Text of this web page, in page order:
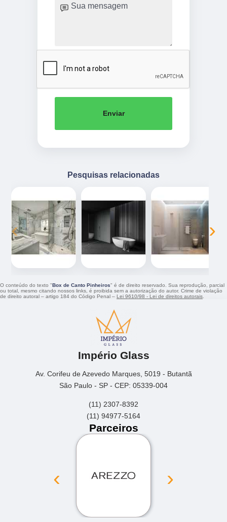
Enviar
Pesquisas relacionadas
‹ ›
O conteúdo do texto "Box de Canto Pinheiros" é de direito reservado. Sua reprodução, parcial
ou total, mesmo citando nossos links, é proibida sem a autorização do autor. Crime de violação
de direito autoral – artigo 184 do Código Penal – Lei 9610/98 - Lei de direitos autorais.
Império Glass
Av. Corifeu de Azevedo Marques, 5019 - Butantã
São Paulo - SP - CEP: 05339-004
(11) 2307-8392
(11) 94977-5164
Parceiros
‹ ›